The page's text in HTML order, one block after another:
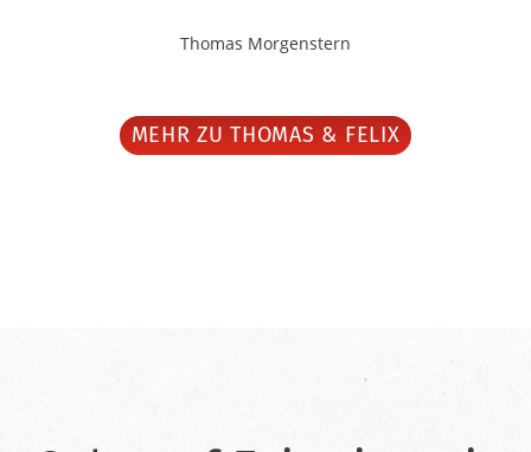
Thomas Morgenstern
MEHR ZU THOMAS & FELIX